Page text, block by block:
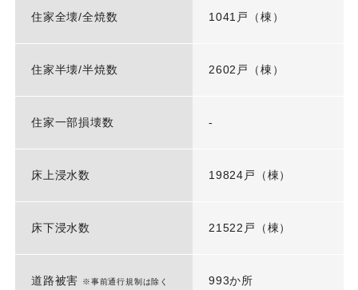
住家全壊/全焼数 1041戸（棟）
住家半壊/半焼数 2602戸（棟）
住家一部損壊数 -
床上浸水数 19824戸（棟）
床下浸水数 21522戸（棟）
道路被害 ※事前通行規制は除く 993か所